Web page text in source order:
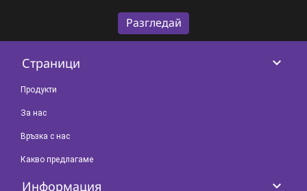
Разгледай
Страници keyboard_arrow_down
Продукти
За нас
Връзка с нас
Какво предлагаме
Информация keyboard_arrow_down